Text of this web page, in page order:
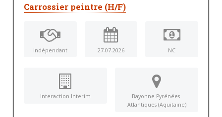
Carrossier peintre (H/F)
Indépendant 27-07-2026 NC
Interaction Interim
Bayonne Pyrénées-
Atlantiques (Aquitaine)